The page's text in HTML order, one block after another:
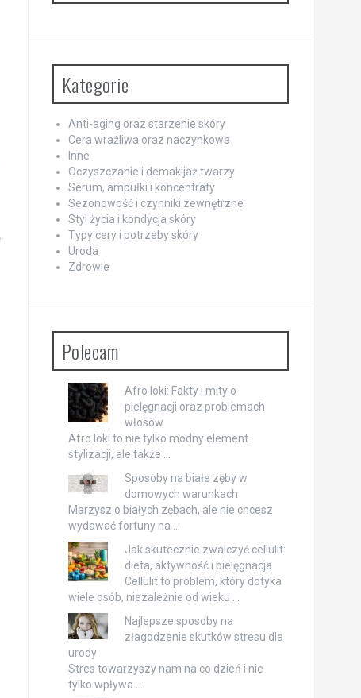
Kategorie
Anti-aging oraz starzenie skóry
Cera wrażliwa oraz naczynkowa
Inne
Oczyszczanie i demakijaż twarzy
Serum, ampułki i koncentraty
Sezonowość i czynniki zewnętrzne
Styl życia i kondycja skóry
Typy cery i potrzeby skóry
Uroda
Zdrowie
Polecam
Afro loki: Fakty i mity o
pielęgnacji oraz problemach
włosów
Afro loki to nie tylko modny element
stylizacji, ale także …
Sposoby na białe zęby w
domowych warunkach
Marzysz o białych zębach, ale nie chcesz
wydawać fortuny na …
Jak skutecznie zwalczyć cellulit:
dieta, aktywność i pielęgnacja
Cellulit to problem, który dotyka
wiele osób, niezależnie od wieku …
Najlepsze sposoby na
złagodzenie skutków stresu dla
urody
Stres towarzyszy nam na co dzień i nie
tylko wpływa …